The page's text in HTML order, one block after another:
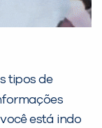
tipos de
está indo